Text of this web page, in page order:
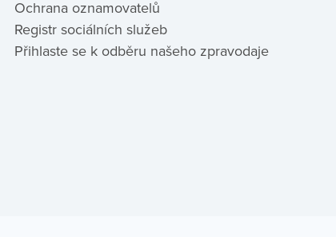
Ochrana oznamovatelů
Registr sociálních služeb
Přihlaste se k odběru našeho zpravodaje